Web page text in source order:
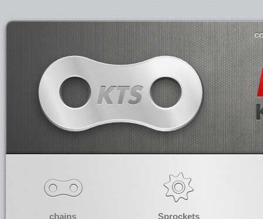
chains Sprockets